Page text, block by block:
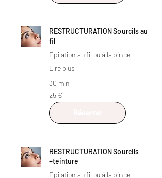
RESTRUCTURATION Sourcils au
fil
Epilation au fil ou à la pince
Lire plus
30 min
25
euros
25 €
RESTRUCTURATION Sourcils
+teinture
Epilation au fil ou à la pince